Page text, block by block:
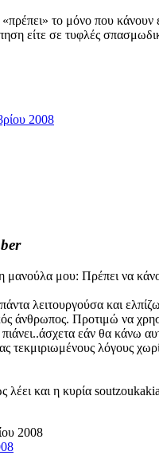
το μόνο που κάνουν
είτε σε τυφλές
2008
μανούλα μου: Πρέπει να
λειτουργούσα και
άνθρωπος. Προτιμώ να
πιάνει..άσχετα εάν θα κάνω
τεκμιριωμένους λόγους
λέει και η κυρία
2008